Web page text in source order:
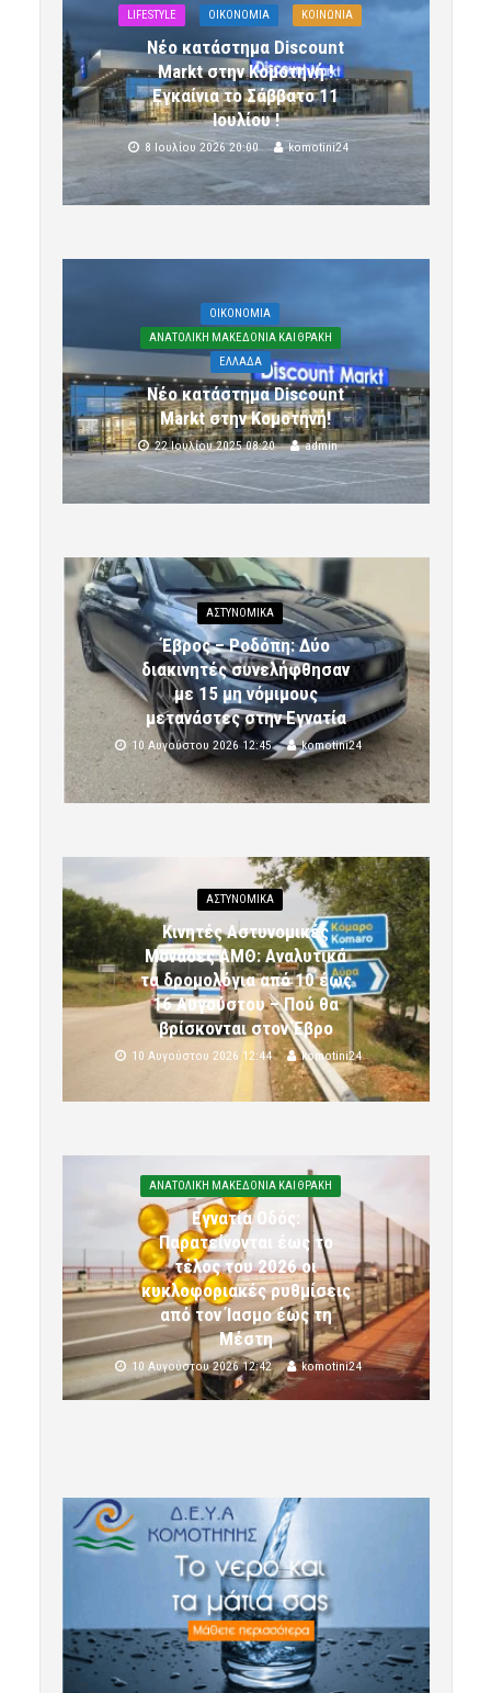
LIFESTYLE OIKONOMIA ΚΟΙΝΩΝΙΑ
Νέο κατάστημα Discount
Markt στην Κομοτηνή !
Εγκαίνια το Σάββατο 11
Ιουλίου !
8 Ιουλίου 2026 20:00 komotini24
OIKONOMIA
ΑΝΑΤΟΛΙΚΗ ΜΑΚΕΔΟΝΙΑ ΚΑΙ ΘΡΑΚΗ
ΕΛΛΑΔΑ
Νέο κατάστημα Discount
Markt στην Κομοτηνή!
22 Ιουλίου 2025 08:20 admin
ΑΣΤΥΝΟΜΙΚΆ
Έβρος – Ροδόπη: Δύο
διακινητές συνελήφθησαν
με 15 μη νόμιμους
μετανάστες στην Εγνατία
10 Αυγούστου 2026 12:45 komotini24
ΑΣΤΥΝΟΜΙΚΆ
Κινητές Αστυνομικές
Μονάδες ΑΜΘ: Αναλυτικά
τα δρομολόγια από 10 έως
16 Αυγούστου – Πού θα
βρίσκονται στον Έβρο
10 Αυγούστου 2026 12:44 komotini24
ΑΝΑΤΟΛΙΚΗ ΜΑΚΕΔΟΝΙΑ ΚΑΙ ΘΡΑΚΗ
Εγνατία Οδός:
Παρατείνονται έως το
τέλος του 2026 οι
κυκλοφοριακές ρυθμίσεις
από τον Ίασμο έως τη
Μέστη
10 Αυγούστου 2026 12:42 komotini24